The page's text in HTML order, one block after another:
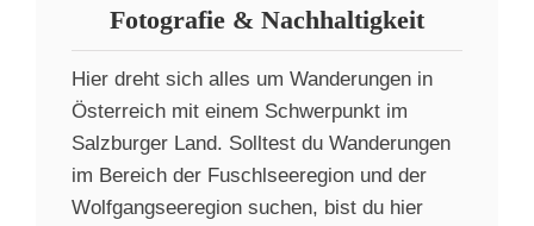
Österreich
Foto & Video
Nachhaltigkeit
Treibgut
Fotografie & Nachhaltigkeit
Hier dreht sich alles um Wanderungen in
Österreich mit einem Schwerpunkt im
Salzburger Land. Solltest du Wanderungen
im Bereich der Fuschlseeregion und der
Wolfgangseeregion suchen, bist du hier